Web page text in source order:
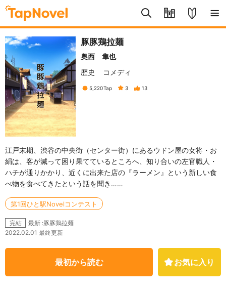
豚豚鶏拉麺
奥西 隼也
歴史
コメディ
5,220Tap 3 13
江戸末期、渋谷の中央街（センター街）にあるウドン屋の女将・お
絹は、客が減って困り果てているところへ、知り合いの左官職人・
ハチが通りかかり、近くに出来た店の『ラーメン』という新しい食
べ物を食べてきたという話を聞き……
第1回ひと駅Novelコンテスト
完結
最新 :豚豚鶏拉麺
2022.02.01 最終更新
最初から読む お気に入り